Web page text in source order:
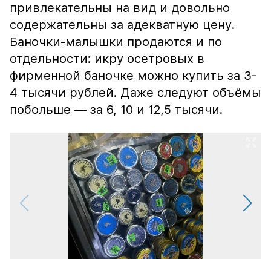
привлекательны на вид и довольно
содержательны за адекватную цену.
Баночки-малышки продаются и по
отдельности: икру осетровых в
фирменной баночке можно купить за 3-
4 тысячи рублей. Даже следуют объёмы
побольше — за 6, 10 и 12,5 тысячи.